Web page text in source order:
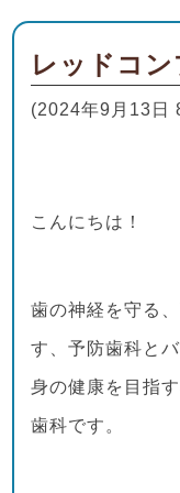
レッドコ
(2024年9月13日
こんにちは！
歯の神経を守る
す、予防歯科と
身の健康を目指
歯科です。